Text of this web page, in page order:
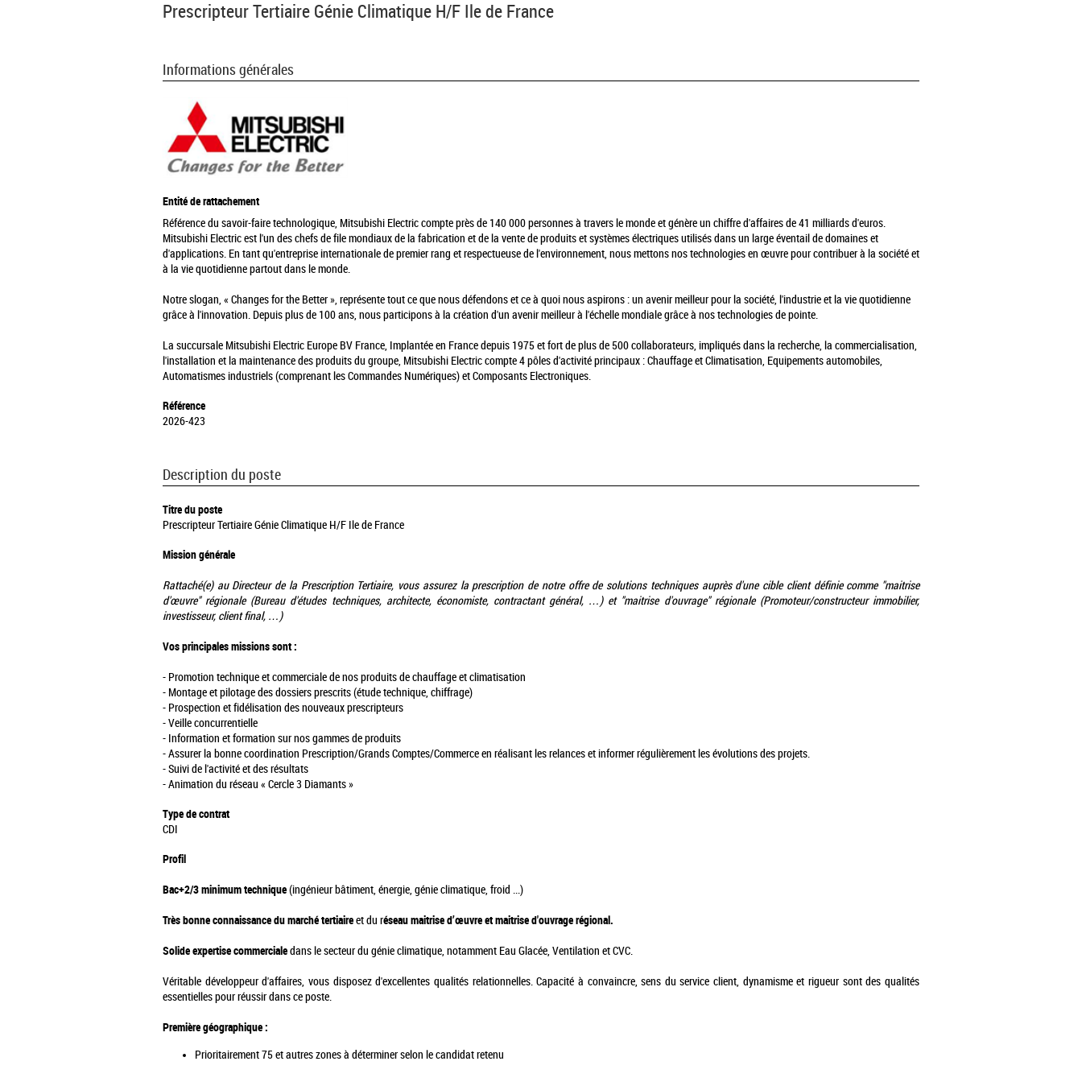
Prescripteur Tertiaire Génie Climatique H/F Ile de France
Informations générales
Entité de rattachement
Référence du savoir-faire technologique, Mitsubishi Electric compte près de 140 000 personnes à travers le monde et génère un chiffre d'affaires de 41 milliards d'euros.
Mitsubishi Electric est l'un des chefs de file mondiaux de la fabrication et de la vente de produits et systèmes électriques utilisés dans un large éventail de domaines et
d'applications. En tant qu'entreprise internationale de premier rang et respectueuse de l'environnement, nous mettons nos technologies en œuvre pour contribuer à la société et
à la vie quotidienne partout dans le monde.
Notre slogan, « Changes for the Better », représente tout ce que nous défendons et ce à quoi nous aspirons : un avenir meilleur pour la société, l'industrie et la vie quotidienne
grâce à l'innovation. Depuis plus de 100 ans, nous participons à la création d'un avenir meilleur à l'échelle mondiale grâce à nos technologies de pointe.
La succursale Mitsubishi Electric Europe BV France, Implantée en France depuis 1975 et fort de plus de 500 collaborateurs, impliqués dans la recherche, la commercialisation,
l'installation et la maintenance des produits du groupe, Mitsubishi Electric compte 4 pôles d'activité principaux : Chauffage et Climatisation, Equipements automobiles,
Automatismes industriels (comprenant les Commandes Numériques) et Composants Electroniques.
Référence
2026-423
Description du poste
Titre du poste
Prescripteur Tertiaire Génie Climatique H/F Ile de France
Mission générale
Rattaché(e) au Directeur de la Prescription Tertiaire, vous assurez la prescription de notre offre de solutions techniques auprès d'une cible client définie comme "maitrise
d'œuvre" régionale (Bureau d'études techniques, architecte, économiste, contractant général, …) et "maitrise d'ouvrage" régionale (Promoteur/constructeur immobilier,
investisseur, client final, …)
Vos principales missions sont :
- Promotion technique et commerciale de nos produits de chauffage et climatisation
- Montage et pilotage des dossiers prescrits (étude technique, chiffrage)
- Prospection et fidélisation des nouveaux prescripteurs
- Veille concurrentielle
- Information et formation sur nos gammes de produits
- Assurer la bonne coordination Prescription/Grands Comptes/Commerce en réalisant les relances et informer régulièrement les évolutions des projets.
- Suivi de l'activité et des résultats
- Animation du réseau « Cercle 3 Diamants »
Type de contrat
CDI
Profil
Bac+2/3 minimum technique(ingénieur bâtiment, énergie, génie climatique, froid ...)
Très bonne connaissance du marché tertiaireet du réseau maitrise d’œuvre et maitrise d'ouvrage régional.
Solide expertise commercialedans le secteur du génie climatique, notamment Eau Glacée, Ventilation et CVC.
Véritable développeur d'affaires, vous disposez d'excellentes qualités relationnelles. Capacité à convaincre, sens du service client, dynamisme et rigueur sont des qualités
essentielles pour réussir dans ce poste.
Première géographique :
Prioritairement 75 et autres zones à déterminer selon le candidat retenu